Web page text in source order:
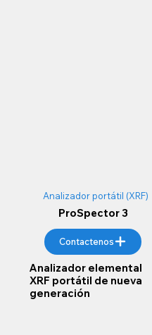
Analizador portátil (XRF)
ProSpector 3
Analizador elemental
XRF portátil de nueva
generación
Contactenos